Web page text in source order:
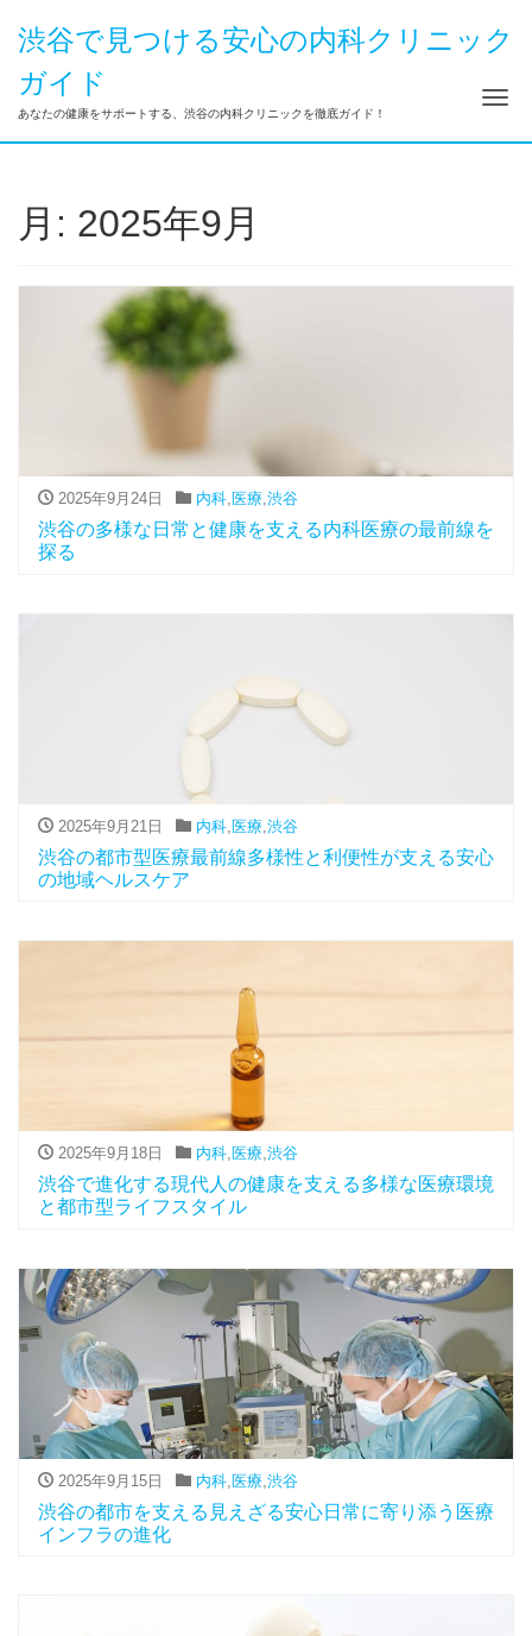
渋谷で見つける安心の内科クリニック
ガイド
あなたの健康をサポートする、渋谷の内科クリニックを徹底ガイド！ ナ
月: 2025年9月
2025年9月24日 内科,医療,渋谷
渋谷の多様な日常と健康を支える内科医療の最前線を
探る
2025年9月21日 内科, 医療, 渋谷
渋谷の都市型医療最前線多様性と利便性が支える安心
の地域ヘルスケア
2025年9月18日 内科,医療,渋谷
渋谷で進化する現代人の健康を支える多様な医療環境
と都市型ライフスタイル
2025年9月15日 内科, 医療, 渋谷
渋谷の都市を支える見えざる安心日常に寄り添う医療
インフラの進化